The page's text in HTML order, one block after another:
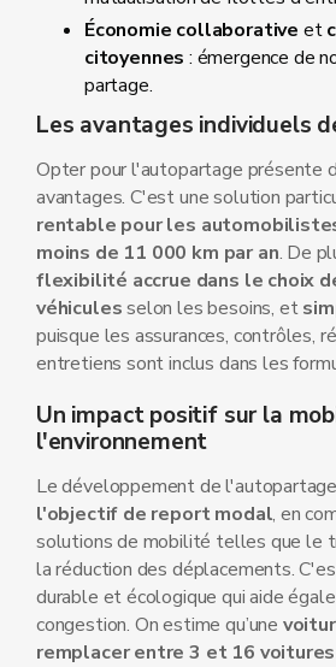
Économie collaborative et
citoyennes : émergence de
partage.
Les avantages individuels
Opter pour l'autopartage présente
avantages. C'est une solution
rentable pour les
moins de 11 000 km par an. De
flexibilité accrue dans le choix
véhiculesselon les besoins, et
puisque les assurances, contrôles,
entretiens sont inclus dans les
Un impact positif sur la
l'environnement
Le développement de l'autopartage
l'objectif de report modal, en
solutions de mobilité telles que le
la réduction des déplacements.
durable et écologique qui aide
congestion. On estime qu’une
remplacer entre 3 et 16